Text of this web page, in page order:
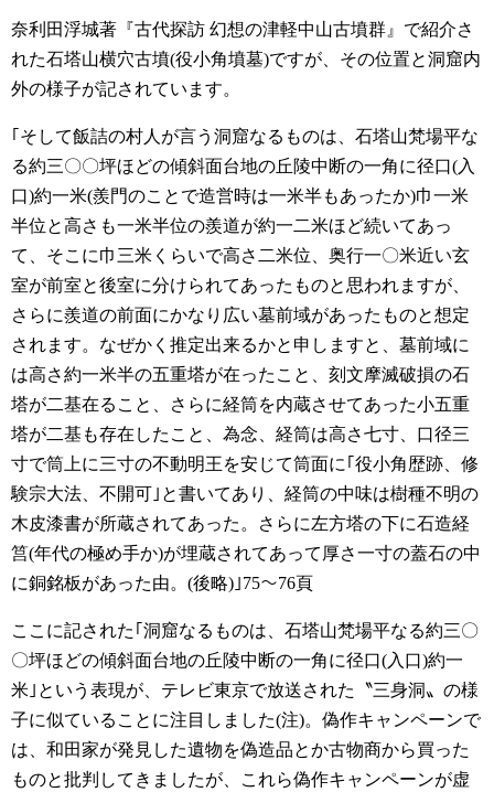
奈利田浮城著『古代探訪 幻想の津軽中山古墳群』で紹介さ
れた石塔山横穴古墳(役小角墳墓)ですが、その位置と洞窟内
外の様子が記されています。
｢そして飯詰の村人が言う洞窟なるものは、石塔山梵場平な
る約三〇〇坪ほどの傾斜面台地の丘陵中断の一角に径口(入
口)約一米(羨門のことで造営時は一米半もあったか)巾一米
半位と高さも一米半位の羨道が約一二米ほど続いてあっ
て、そこに巾三米くらいで高さ二米位、奥行一〇米近い玄
室が前室と後室に分けられてあったものと思われますが、
さらに羨道の前面にかなり広い墓前域があったものと想定
されます。なぜかく推定出来るかと申しますと、墓前域に
は高さ約一米半の五重塔が在ったこと、刻文摩滅破損の石
塔が二基在ること、さらに経筒を内蔵させてあった小五重
塔が二基も存在したこと、為念、経筒は高さ七寸、口径三
寸で筒上に三寸の不動明王を安じて筒面に｢役小角歴跡、修
験宗大法、不開可｣と書いてあり、経筒の中味は樹種不明の
木皮漆書が所蔵されてあった。さらに左方塔の下に石造経
筥(年代の極め手か)が埋蔵されてあって厚さ一寸の蓋石の中
に銅銘板があった由。(後略)｣75～76頁
ここに記された｢洞窟なるものは、石塔山梵場平なる約三〇
〇坪ほどの傾斜面台地の丘陵中断の一角に径口(入口)約一
米｣という表現が、テレビ東京で放送された〝三身洞〟の様
子に似ていることに注目しました(注)。偽作キャンペーンで
は、和田家が発見した遺物を偽造品とか古物商から買った
ものと批判してきましたが、これら偽作キャンペーンが虚